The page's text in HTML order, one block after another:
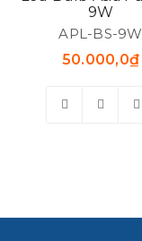
9W
APL-BS-9W
50.000,0₫